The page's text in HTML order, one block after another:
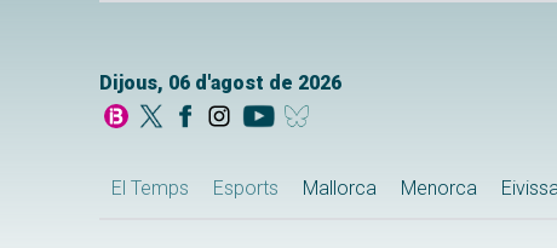
Dijous, 06 d'agost de 2026
El Temps Esports Mallorca Menorca